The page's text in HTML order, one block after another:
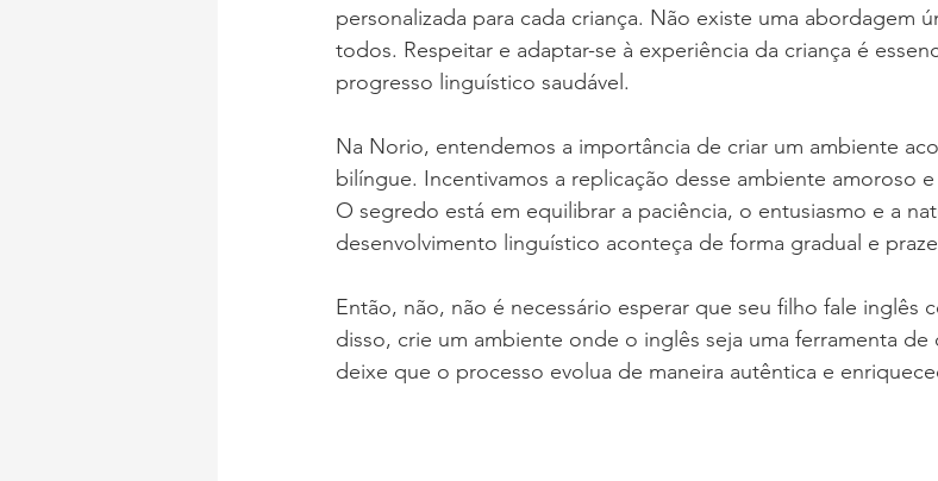
personalizada para cada criança. Não existe uma abordagem
todos. Respeitar e adaptar-se à experiência da criança é
progresso linguístico saudável.
Na Norio, entendemos a importância de criar um ambiente
bilíngue. Incentivamos a replicação desse ambiente amoroso
O segredo está em equilibrar a paciência, o entusiasmo e a
desenvolvimento linguístico aconteça de forma gradual e
Então, não, não é necessário esperar que seu filho fale inglês
disso, crie um ambiente onde o inglês seja uma ferramenta de
deixe que o processo evolua de maneira autêntica e